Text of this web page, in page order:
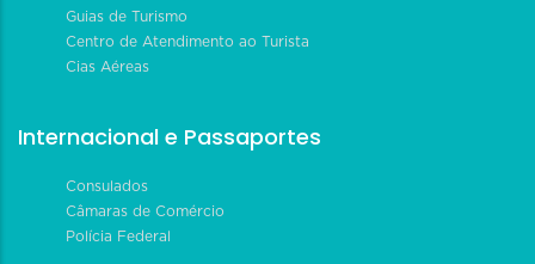
Guias de Turismo
Centro de Atendimento ao Turista
Cias Aéreas
Internacional e Passaportes
Consulados
Câmaras de Comércio
Polícia Federal